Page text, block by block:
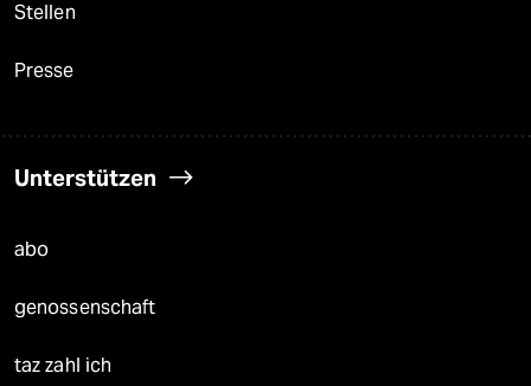
Stellen
Presse
Unterstützen
abo
genossenschaft
taz zahl ich